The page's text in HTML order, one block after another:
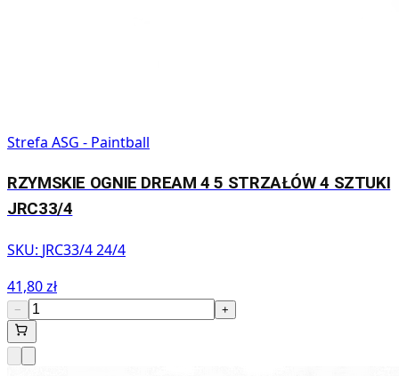
Strefa ASG - Paintball
RZYMSKIE OGNIE DREAM 4 5 STRZAŁÓW 4 SZTUKI
JRC33/4
SKU: JRC33/4 24/4
41,80 zł
− +